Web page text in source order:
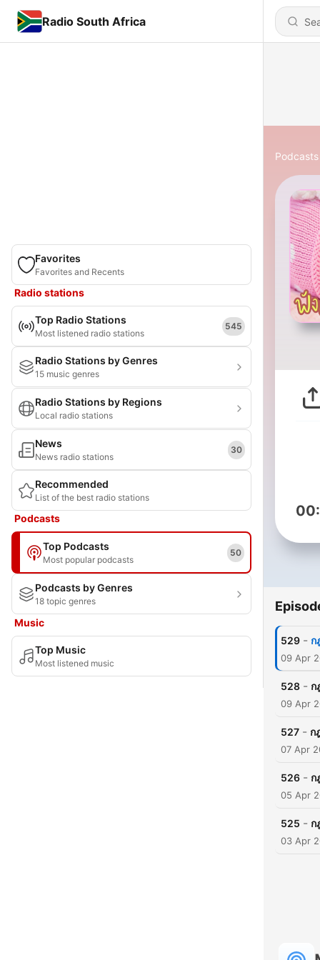
Radio South Africa
Favorites
Favorites and Recents
Radio stations
Top Radio Stations
Most listened radio stations
545
Radio Stations by Genres
15 music genres
Radio Stations by Regions
Local radio stations
News
News radio stations
30
Recommended
List of the best radio stations
Podcasts
Top Podcasts
Most popular podcasts
50
Podcasts by Genres
18 topic genres
Music
Top Music
Most listened music
Podcasts
529 - ก
09 Apr
528 - ก
09 Apr
527 - ก
07 Apr
526 - ก
05 Apr
525 - ก
03 Apr